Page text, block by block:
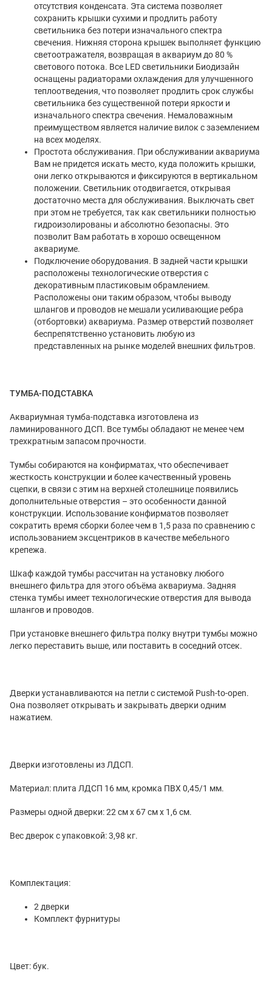
отсутствия конденсата. Эта система позволяет
сохранить крышки сухими и продлить работу
светильника без потери изначального спектра
свечения. Нижняя сторона крышек выполняет функцию
светоотражателя, возвращая в аквариум до 80 %
светового потока. Все LED светильники Биодизайн
оснащены радиаторами охлаждения для улучшенного
теплоотведения, что позволяет продлить срок службы
светильника без существенной потери яркости и
изначального спектра свечения. Немаловажным
преимуществом является наличие вилок с заземлением
на всех моделях.
Простота обслуживания. При обслуживании аквариума
Вам не придется искать место, куда положить крышки,
они легко открываются и фиксируются в вертикальном
положении. Светильник отодвигается, открывая
достаточно места для обслуживания. Выключать свет
при этом не требуется, так как светильники полностью
гидроизолированы и абсолютно безопасны. Это
позволит Вам работать в хорошо освещенном
аквариуме.
Подключение оборудования. В задней части крышки
расположены технологические отверстия с
декоративным пластиковым обрамлением.
Расположены они таким образом, чтобы выводу
шлангов и проводов не мешали усиливающие ребра
(отбортовки) аквариума. Размер отверстий позволяет
беспрепятственно установить любую из
представленных на рынке моделей внешних фильтров.
ТУМБА-ПОДСТАВКА
Аквариумная тумба-подставка изготовлена из
ламинированного ДСП. Все тумбы обладают не менее чем
трехкратным запасом прочности.
Тумбы собираются на конфирматах, что обеспечивает
жесткость конструкции и более качественный уровень
сцепки, в связи с этим на верхней столешнице появились
дополнительные отверстия – это особенности данной
конструкции. Использование конфирматов позволяет
сократить время сборки более чем в 1,5 раза по сравнению с
использованием эксцентриков в качестве мебельного
крепежа.
Шкаф каждой тумбы рассчитан на установку любого
внешнего фильтра для этого объёма аквариума. Задняя
стенка тумбы имеет технологические отверстия для вывода
шлангов и проводов.
При установке внешнего фильтра полку внутри тумбы можно
легко переставить выше, или поставить в соседний отсек.
Дверки устанавливаются на петли с системой Push-to-open.
Она позволяет открывать и закрывать дверки одним
нажатием.
Дверки изготовлены из ЛДСП.
Материал: плита ЛДСП 16 мм, кромка ПВХ 0,45/1 мм.
Размеры одной дверки: 22 см х 67 см х 1,6 см.
Вес дверок с упаковкой: 3,98 кг.
Комплектация:
2 дверки
Комплект фурнитуры
Цвет: бук.